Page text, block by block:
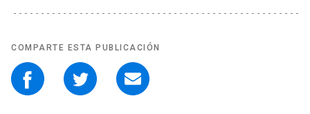
COMPARTE ESTA PUBLICACIÓN